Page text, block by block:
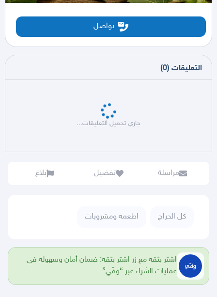
تواصل
التعليقات (
0
)
جاري تحميل التعليقات...
مراسلة تفضيل بلاغ
كل الحراج اطعمة ومشروبات
اشتر بثقة مع زر اشتر بثقة: ضمان أمان وسهولة في
عمليات الشراء عبر “وفّي”.